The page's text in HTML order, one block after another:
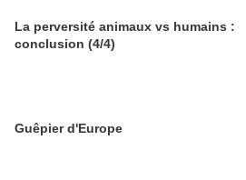
La perversité animaux vs humains :
conclusion (4/4)
Guêpier d'Europe